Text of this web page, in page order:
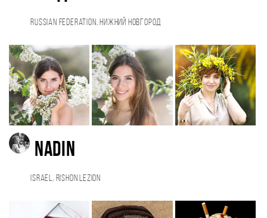
Russian Federation, Нижний Новгород
Nadin
Israel, Rishon Lezion